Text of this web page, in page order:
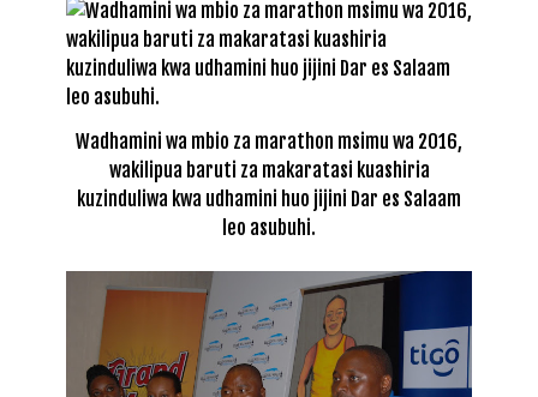
Wadhamini wa mbio za marathon msimu wa 2016,
wakilipua baruti za makaratasi kuashiria
kuzinduliwa kwa udhamini huo jijini Dar es Salaam
leo asubuhi.